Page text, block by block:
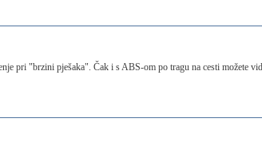
pri "brzini pješaka". Čak i s ABS-om po tragu na cesti možete